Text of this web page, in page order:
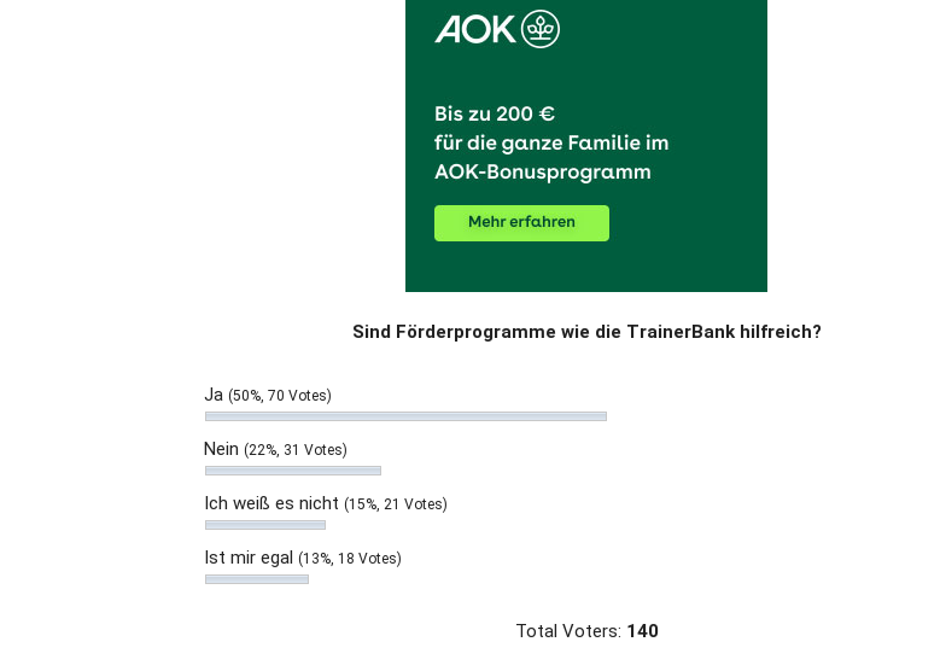
Sind Förderprogramme wie die TrainerBank hilfreich?
Ja (50%, 70 Votes)
Nein (22%, 31 Votes)
Ich weiß es nicht (15%, 21 Votes)
Ist mir egal (13%, 18 Votes)
Total Voters: 140